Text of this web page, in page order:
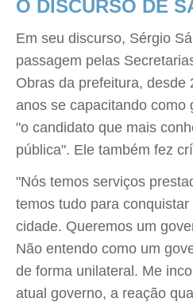
O DISCURSO DE
Em seu discurso, Sérgio
passagem pelas
Obras da prefeitura, desde
anos se capacitando como
"o candidato que mais
pública". Ele também fez
"Nós temos serviços
temos tudo para conquistar
cidade. Queremos um
Não entendo como um
de forma unilateral. Me
atual governo, a reação